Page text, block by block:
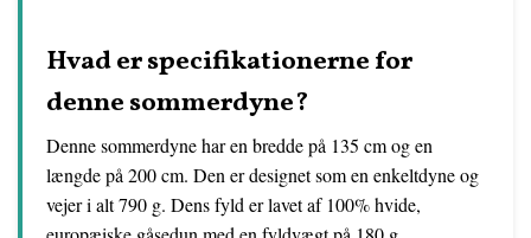
Hvad er specifikationerne for
denne sommerdyne?
Denne sommerdyne har en bredde på 135 cm og en
længde på 200 cm. Den er designet som en enkeltdyne og
vejer i alt 790 g. Dens fyld er lavet af 100% hvide,